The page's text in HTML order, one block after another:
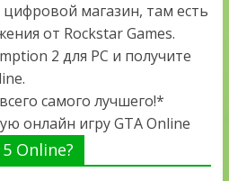
магазин, там есть
от Rockstar Games.
2 для PC и получите
самого лучшего!*
онлайн игру GTA Online
Online?